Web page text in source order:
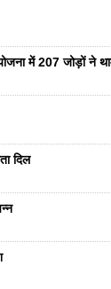
में 207 जोड़ों ने
दिल